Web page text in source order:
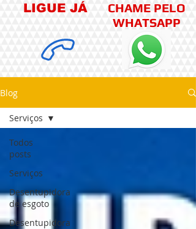
CHAME PELO
WHATSAPP
LIGUE JÁ
Blog
Todos
posts
Serviços
Desentupidora
de esgoto
Desentupidora
Serviços